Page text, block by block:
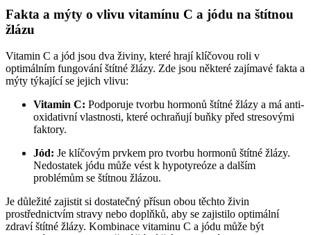
Fakta a mýty o vlivu vitamínu C a jódu na štítnou
žlázu
Vitamin C a jód jsou dva živiny, které hrají klíčovou roli v
optimálním fungování štítné žlázy. Zde jsou některé zajímavé fakta a
mýty týkající se jejich vlivu:
Vitamin C: Podporuje tvorbu hormonů štítné žlázy a má anti-
oxidativní vlastnosti, které ochraňují buňky před stresovými
faktory.
Jód: Je klíčovým prvkem pro tvorbu hormonů štítné žlázy.
Nedostatek jódu může vést k hypotyreóze a dalším
problémům se štítnou žlázou.
Je důležité zajistit si dostatečný přísun obou těchto živin
prostřednictvím stravy nebo doplňků, aby se zajistilo optimální
zdraví štítné žlázy. Kombinace vitaminu C a jódu může být